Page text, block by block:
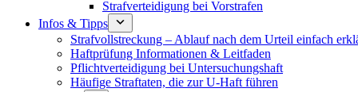
Strafverteidigung bei Vorstrafen
Infos & Tipps
Strafvollstreckung – Ablauf nach dem Urteil einfach
Haftprüfung Informationen & Leitfaden
Pflichtverteidigung bei Untersuchungshaft
Häufige Straftaten, die zur U-Haft führen